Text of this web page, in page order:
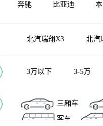
奔驰 比亚迪
北汽新能源 BAW北汽制
造
北
北汽瑞翔X3 北汽
3万以下 3-5万
三厢车
客车